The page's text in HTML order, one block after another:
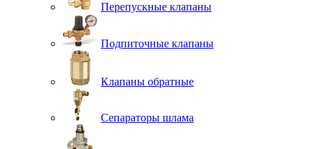
Перепускные клапаны
Подпиточные клапаны
Клапаны обратные
Сепараторы шлама